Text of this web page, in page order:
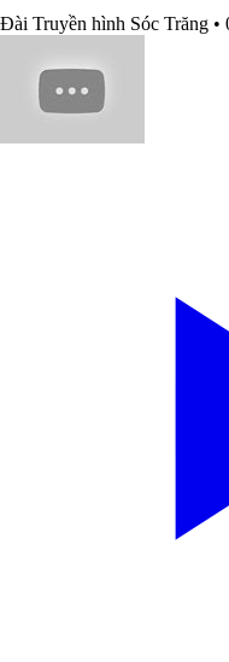
Đài Truyền hình Sóc Trăng •